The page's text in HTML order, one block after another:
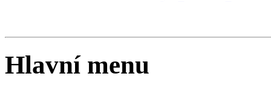
Hlavní menu